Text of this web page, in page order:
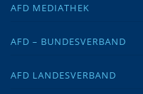
AFD MEDIATHEK
AFD – BUNDESVERBAND
AFD LANDESVERBAND